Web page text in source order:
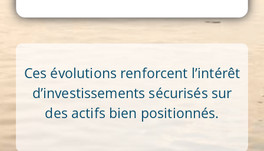
Ces évolutions renforcent l’intérêt
d’investissements sécurisés sur
des actifs bien positionnés.